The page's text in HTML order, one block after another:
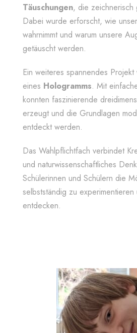
Täuschungen, die zeichnerisch
Dabei wurde erforscht, wie
wahrnimmt und warum unsere
getäuscht werden.
Ein weiteres spannendes
eines Hologramms. Mit
konnten faszinierende
erzeugt und die Grundlagen
entdeckt werden.
Das Wahlpflichtfach verbindet
und naturwissenschaftliches
Schülerinnen und Schülern die
selbstständig zu
entdecken.